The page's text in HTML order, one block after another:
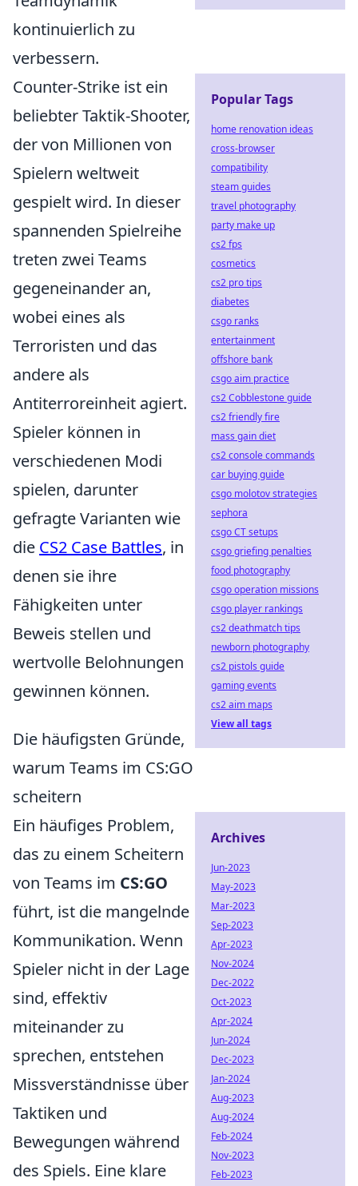
kontinuierlich zu
verbessern.
Counter-Strike ist ein
beliebter Taktik-Shooter,
der von Millionen von
Spielern weltweit
gespielt wird. In dieser
spannenden Spielreihe
treten zwei Teams
gegeneinander an,
wobei eines als
Terroristen und das
andere als
Antiterroreinheit agiert.
Spieler können in
verschiedenen Modi
spielen, darunter
gefragte Varianten wie
die CS2 Case Battles, in
denen sie ihre
Fähigkeiten unter
Beweis stellen und
wertvolle Belohnungen
gewinnen können.
Die häufigsten Gründe,
warum Teams im CS:GO
scheitern
Ein häufiges Problem,
das zu einem Scheitern
von Teams im CS:GO
führt, ist die mangelnde
Kommunikation. Wenn
Spieler nicht in der Lage
sind, effektiv
miteinander zu
sprechen, entstehen
Missverständnisse über
Taktiken und
Bewegungen während
des Spiels. Eine klare
Popular Tags
home renovation ideas
cross-browser
compatibility
steam guides
travel photography
party make up
cs2 fps
cosmetics
cs2 pro tips
diabetes
csgo ranks
entertainment
offshore bank
csgo aim practice
cs2 Cobblestone guide
cs2 friendly fire
mass gain diet
cs2 console commands
car buying guide
csgo molotov strategies
sephora
csgo CT setups
csgo griefing penalties
food photography
csgo operation missions
csgo player rankings
cs2 deathmatch tips
newborn photography
cs2 pistols guide
gaming events
cs2 aim maps
View all tags
Archives
Jun-2023
May-2023
Mar-2023
Sep-2023
Apr-2023
Nov-2024
Dec-2022
Oct-2023
Apr-2024
Jun-2024
Dec-2023
Jan-2024
Aug-2023
Aug-2024
Feb-2024
Nov-2023
Feb-2023